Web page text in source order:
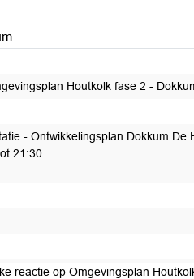
Houtkolk fase 2 -
- Ontwikkelingsplan Dokkum De
21:30
reactie op Omgevingsplan